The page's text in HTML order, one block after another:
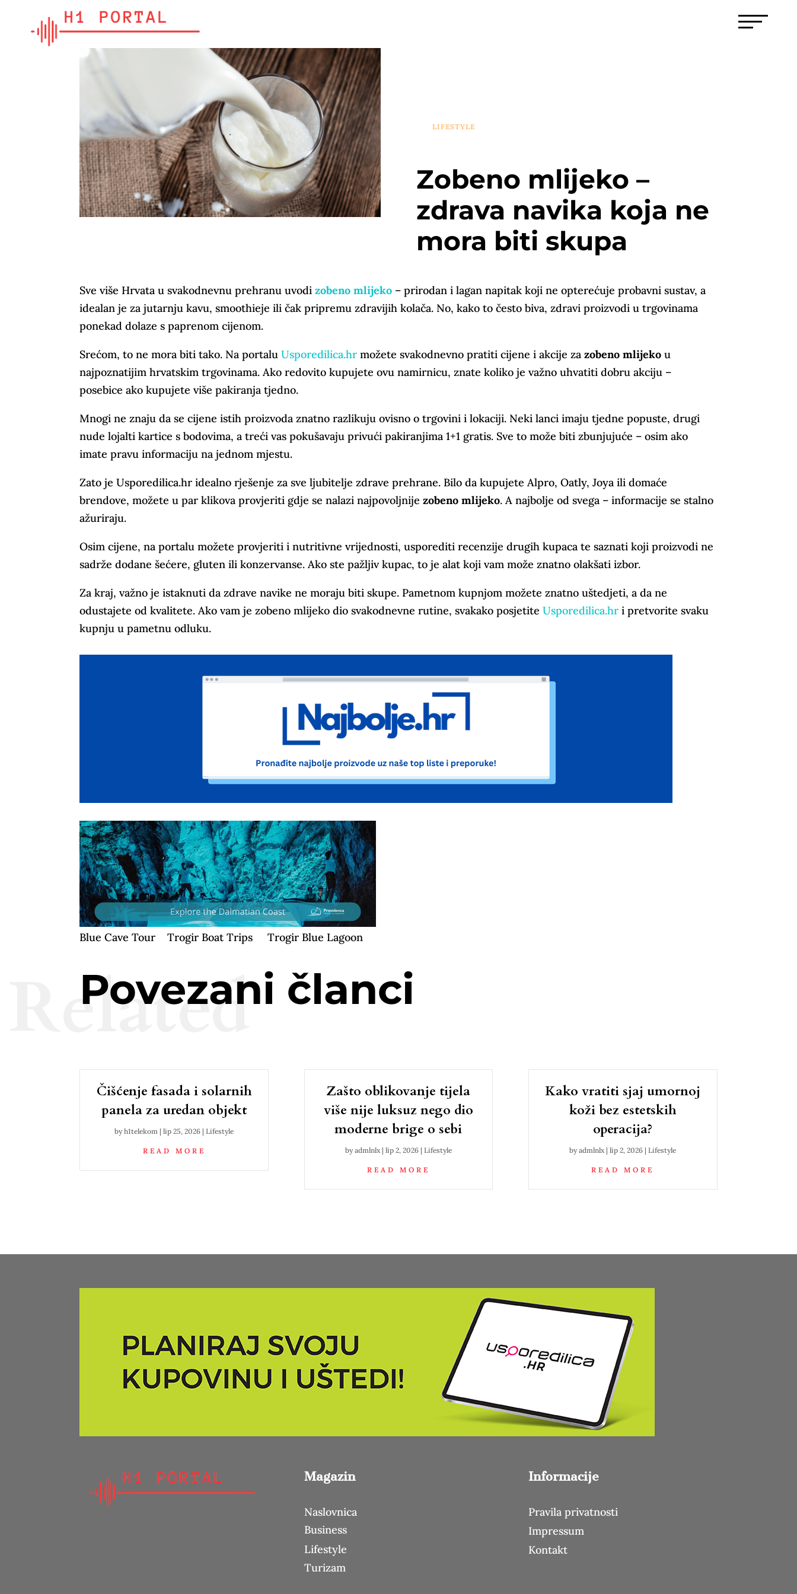
LIFESTYLE
Zobeno mlijeko –
zdrava navika koja ne
mora biti skupa
Sve više Hrvata u svakodnevnu prehranu uvodizobeno mlijeko – prirodan i lagan napitak koji ne opterećuje probavni sustav, a
idealan je za jutarnju kavu, smoothieje ili čak pripremu zdravijih kolača. No, kako to često biva, zdravi proizvodi u trgovinama
ponekad dolaze s paprenom cijenom.
Srećom, to ne mora biti tako. Na portaluUsporedilica.hr možete svakodnevno pratiti cijene i akcije zazobeno mlijeko u
najpoznatijim hrvatskim trgovinama. Ako redovito kupujete ovu namirnicu, znate koliko je važno uhvatiti dobru akciju –
posebice ako kupujete više pakiranja tjedno.
Mnogi ne znaju da se cijene istih proizvoda znatno razlikuju ovisno o trgovini i lokaciji. Neki lanci imaju tjedne popuste, drugi
nude lojalti kartice s bodovima, a treći vas pokušavaju privući pakiranjima 1+1 gratis. Sve to može biti zbunjujuće – osim ako
imate pravu informaciju na jednom mjestu.
Zato je Usporedilica.hr idealno rješenje za sve ljubitelje zdrave prehrane. Bilo da kupujete Alpro, Oatly, Joya ili domaće
brendove, možete u par klikova provjeriti gdje se nalazi najpovoljnijezobeno mlijeko. A najbolje od svega – informacije se stalno
ažuriraju.
Osim cijene, na portalu možete provjeriti i nutritivne vrijednosti, usporediti recenzije drugih kupaca te saznati koji proizvodi ne
sadrže dodane šećere, gluten ili konzervanse. Ako ste pažljiv kupac, to je alat koji vam može znatno olakšati izbor.
Za kraj, važno je istaknuti da zdrave navike ne moraju biti skupe. Pametnom kupnjom možete znatno uštedjeti, a da ne
odustajete od kvalitete. Ako vam je zobeno mlijeko dio svakodnevne rutine, svakako posjetiteUsporedilica.hr i pretvorite svaku
kupnju u pametnu odluku.
Blue Cave Tour Trogir Boat Trips Trogir Blue Lagoon
Povezani članci
Related
Čišćenje fasada i solarnih
panela za uredan objekt
byh1telekom |lip 25, 2026 |Lifestyle
READ MORE
Zašto oblikovanje tijela
više nije luksuz nego dio
moderne brige o sebi
byadmlnlx| lip 2, 2026| Lifestyle
READ MORE
Kako vratiti sjaj umornoj
koži bez estetskih
operacija?
byadmlnlx|lip 2, 2026 |Lifestyle
READ MORE
Magazin
Naslovnica
Business
Lifestyle
Turizam
Informacije
Pravila privatnosti
Impressum
Kontakt